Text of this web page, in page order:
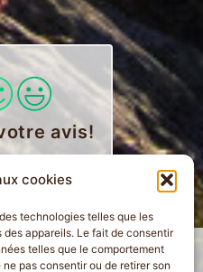
cookies
technologies telles que les
appareils. Le fait de consentir
telles que le comportement
pas consentir ou de retirer son
avis!